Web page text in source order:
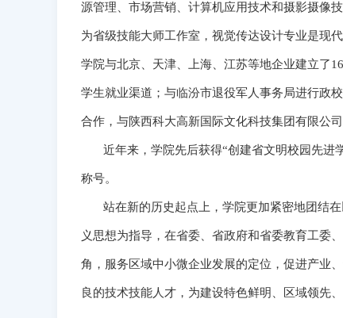
源管理、市场营销、计算机应用技术和摄影摄像
为省级技能大师工作室，视觉传达设计专业是现
学院与北京、天津、上海、江苏等地企业建立了
学生就业渠道；与临汾市退役军人事务局进行政
合作，与陕西科大高新国际文化科技集团有限公
近年来，学院先后获得“创建省文明校园先进学
称号。
站在新的历史起点上，学院更加紧密地团结在
义思想为指导，在省委、省政府和省委教育工委
角，服务区域中小微企业发展的定位，促进产业
良的技术技能人才，为建设特色鲜明、区域领先